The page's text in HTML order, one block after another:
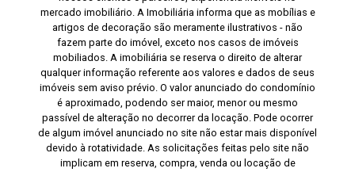
mercado imobiliário. A Imobiliária informa que as mobílias e
artigos de decoração são meramente ilustrativos - não
fazem parte do imóvel, exceto nos casos de imóveis
mobiliados. A imobiliária se reserva o direito de alterar
qualquer informação referente aos valores e dados de seus
imóveis sem aviso prévio. O valor anunciado do condomínio
é aproximado, podendo ser maior, menor ou mesmo
passível de alteração no decorrer da locação. Pode ocorrer
de algum imóvel anunciado no site não estar mais disponível
devido à rotatividade. As solicitações feitas pelo site não
implicam em reserva, compra, venda ou locação de